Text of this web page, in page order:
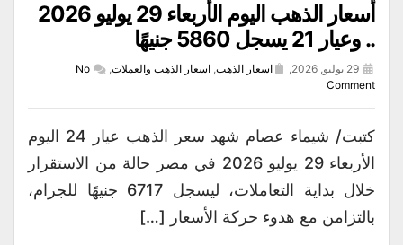
أسعار الذهب اليوم الأربعاء 29 يوليو 2026
.. وعيار 21 يسجل 5860 جنيهًا
اسعار الذهب, اسعار الذهب والعملات,
No
Comment
كتبت/ شيماء عصام شهد سعر الذهب عيار 24 اليوم
الأربعاء 29 يوليو 2026 في مصر حالة من الاستقرار
خلال بداية التعاملات، ليسجل 6717 جنيهًا للجرام،
بالتزامن مع هدوء حركة الأسعار […]